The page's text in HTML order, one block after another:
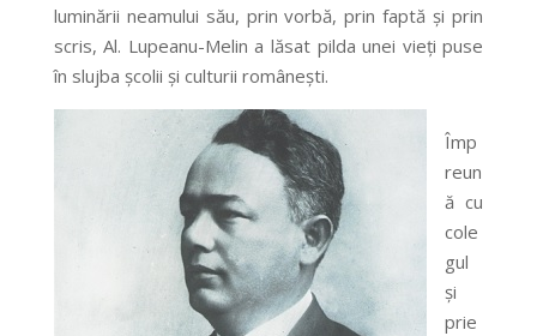
luminării neamului său, prin vorbă, prin faptă şi prin
scris, Al. Lupeanu-Melin a lăsat pilda unei vieţi puse
în slujba şcolii şi culturii româneşti.
Împ
reun
ă cu
cole
gul
şi
prie